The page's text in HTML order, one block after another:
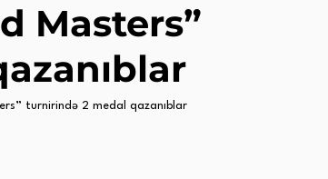
Masters”
turnirində 2 medal qazanıblar